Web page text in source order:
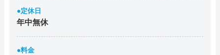
●定休日
年中無休
●料金